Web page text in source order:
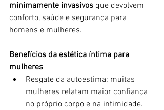
minimamente invasivos que devolvem
conforto, saúde e segurança para
homens e mulheres.
Benefícios da estética íntima para
mulheres
Resgate da autoestima: muitas
mulheres relatam maior confiança
no próprio corpo e na intimidade.